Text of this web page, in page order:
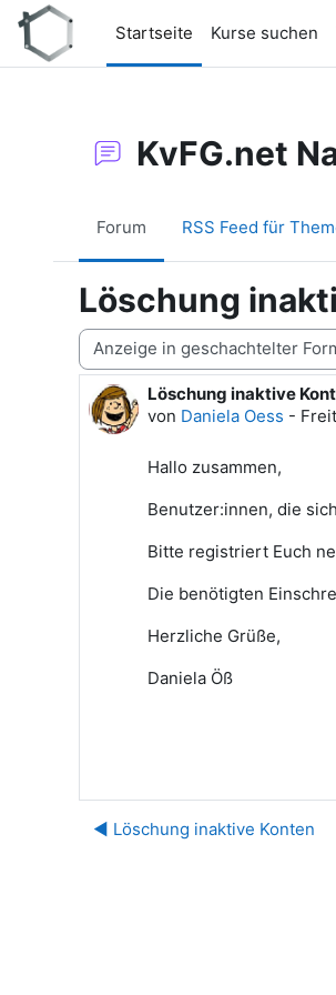
Zum Hauptinhalt
Startseite
Kurse suchen
KvFG.net
Forum RSS Feed für
Löschung
Anzeigemodus
Löschung inaktive
von Daniela Oess -
Anzahl Antworten: 0
Hallo zusammen,
Benutzer:innen, die
Bitte registriert Euch
Die benötigten
Herzliche Grüße,
Daniela Öß
◀︎ Löschung inaktive Konten